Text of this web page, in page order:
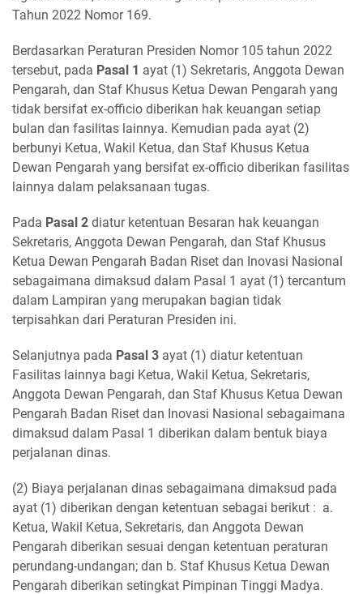
Tahun 2022 Nomor 169.
Berdasarkan Peraturan Presiden Nomor 105 tahun 2022
tersebut, pada Pasal 1 ayat (1) Sekretaris, Anggota Dewan
Pengarah, dan Staf Khusus Ketua Dewan Pengarah yang
tidak bersifat ex-officio diberikan hak keuangan setiap
bulan dan fasilitas lainnya. Kemudian pada ayat (2)
berbunyi Ketua, Wakil Ketua, dan Staf Khusus Ketua
Dewan Pengarah yang bersifat ex-officio diberikan fasilitas
lainnya dalam pelaksanaan tugas.
Pada Pasal 2 diatur ketentuan Besaran hak keuangan
Sekretaris, Anggota Dewan Pengarah, dan Staf Khusus
Ketua Dewan Pengarah Badan Riset dan Inovasi Nasional
sebagaimana dimaksud dalam Pasal 1 ayat (1) tercantum
dalam Lampiran yang merupakan bagian tidak
terpisahkan dari Peraturan Presiden ini.
Selanjutnya pada Pasal 3 ayat (1) diatur ketentuan
Fasilitas lainnya bagi Ketua, Wakil Ketua, Sekretaris,
Anggota Dewan Pengarah, dan Staf Khusus Ketua Dewan
Pengarah Badan Riset dan Inovasi Nasional sebagaimana
dimaksud dalam Pasal 1 diberikan dalam bentuk biaya
perjalanan dinas.
(2) Biaya perjalanan dinas sebagaimana dimaksud pada
ayat (1) diberikan dengan ketentuan sebagai berikut : a.
Ketua, Wakil Ketua, Sekretaris, dan Anggota Dewan
Pengarah diberikan sesuai dengan ketentuan peraturan
perundang-undangan; dan b. Staf Khusus Ketua Dewan
Pengarah diberikan setingkat Pimpinan Tinggi Madya.